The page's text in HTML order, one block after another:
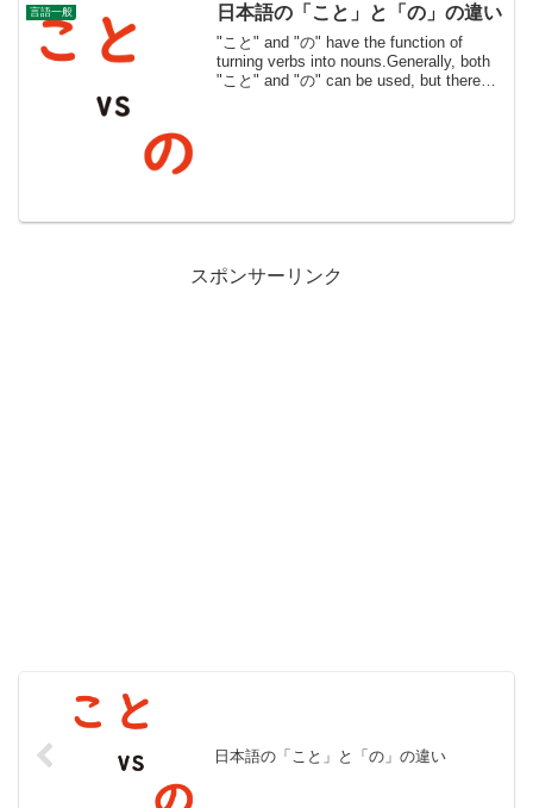
言語一般 日本語の「こと」と「の」の違い
"こと" and "の" have the function of
turning verbs into nouns.Generally, both
"こと" and "の" can be used, but there
スポンサーリンク
日本語の「こと」と「の」の違い